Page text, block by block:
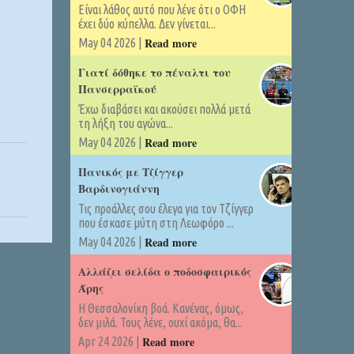
Είναι λάθος αυτό που λένε ότι ο ΟΦΗ
έχει δύο κύπελλα. Δεν γίνεται...
May 04 2026 | Read more
Γιατί δόθηκε το πέναλτι του
Πανσερραϊκού
Έχω διαβάσει και ακούσει πολλά μετά
τη λήξη του αγώνα...
May 04 2026 | Read more
Πανικός με Τζίγγερ
Βαρδινογιάννη
Τις προάλλες σου έλεγα για τον Τζίγγερ
που έσκασε μύτη στη Λεωφόρο ...
May 04 2026 | Read more
Αλλάζει σελίδα ο ποδοσφαιρικός
Άρης
Η Θεσσαλονίκη βοά. Κανένας, όμως,
δεν μιλά. Τους λένε, ουχί ακόμα, θα...
Apr 24 2026 | Read more